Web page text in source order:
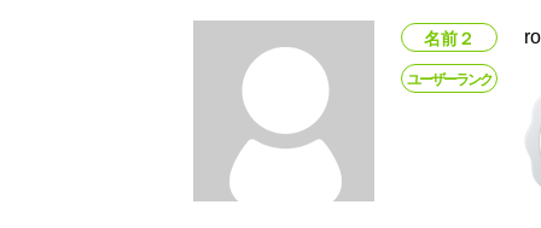
名前２
ユーザーランク